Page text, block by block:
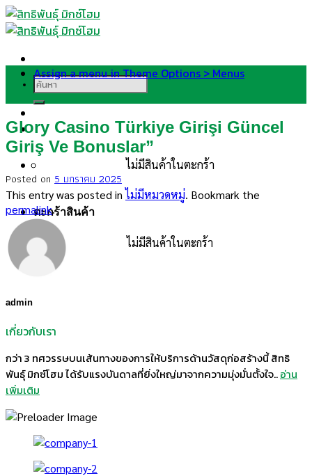
Skip
to
ค้นหา:
ไม่มีสินค้าในตะกร้า
ตะกร้าสินค้า
ไม่มีสินค้าในตะกร้า
Assign a menu in Theme Options > Menus
Glory Casino Türkiye Girişi Güncel
Giriş Ve Bonuslar”
Posted on 5 มกราคม 2025
This entry was posted inไม่มีหมวดหมู่. Bookmark the
permalink.
admin
เกี่ยวกับเรา
กว่า 3 ทศวรรษบนเส้นทางของการให้บริการด้านวัสดุก่อสร้างนี้ สิทธิ
พันธุ์ มิกซ์โฮม ได้รับแรงบันดาลที่ยิ่งใหญ่มาจากความมุ่งมั่นตั้งใจ..อ่าน
เพิ่มเติม